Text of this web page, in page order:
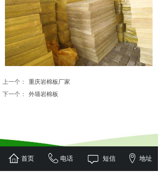
上一个：
重庆岩棉板厂家
下一个：
外墙岩棉板
首页 电话 短信 地址